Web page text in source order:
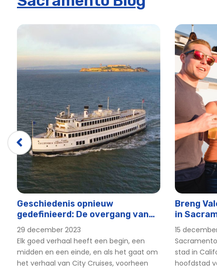
Basisschool- en middelbare school evenementen in
Werknemersuitjes in Sacramento
Vaderdag in Sacramento | City Cruises™
Vaderdag rondvaart met uitzichten en drankjes | City
Middelbare school evenementen in Sacramento
Historische riviercruises in Sacramento | City Cruises™
Vergaderingen en evenementen in Sacramento
Memorial Day riviercruise | City Cruises™
Memorial Day Sights & Sips Cruise
Memorial Day Sights & Sips Cruise | City Cruises™
Moederdag rondvaart met hapjes en drankjes | City
Moederdag Levend Na Vijf
Andere speciale gelegenheden in Sacramento
Plan een evenement - Sacramento
Repetitie diners in Sacramento
Cocktailcruise op het jacht in Sacramento | City Cruises™
Sacramento Na Vijf Cruise | City Cruises™
Geschiedenis opnieuw
gedefinieerd: De overgang van
Hornblower Cruises &
Evenementen naar City Cruises
29 december 2023
Elk goed verhaal heeft een begin, een
midden en een einde, en als het gaat om
het verhaal van City Cruises, voorheen
Breng
in
15
stad in
hoofdstad